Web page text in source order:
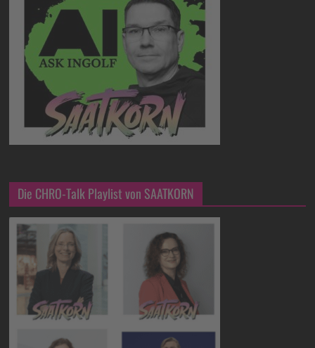
Die CHRO-Talk Playlist von SAATKORN